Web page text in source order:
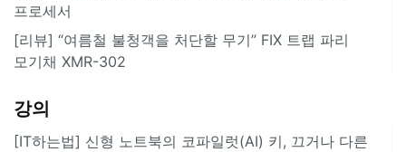
프로세서
[리뷰] “여름철 불청객을 처단할 무기” FIX 트랩 파리
모기채 XMR-302
강의
[IT하는법] 신형 노트북의 코파일럿(AI) 키, 끄거나 다른